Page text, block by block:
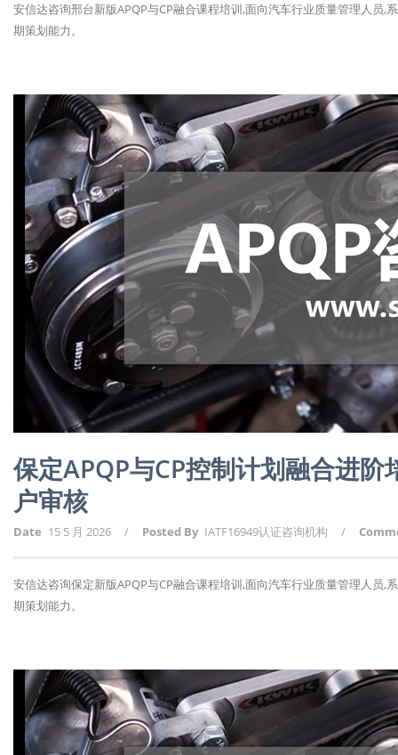
安信达咨询邢台新版APQP与CP融合课程培训,面向汽车行业质量管理人员
期策划能力。
保定APQP与CP控制计划融合进
户审核
Date 15 5 月 2026 / Posted By IATF16949认证咨询机构 /
安信达咨询保定新版APQP与CP融合课程培训,面向汽车行业质量管理人员
期策划能力。